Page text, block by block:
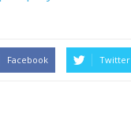
Facebook Twitter